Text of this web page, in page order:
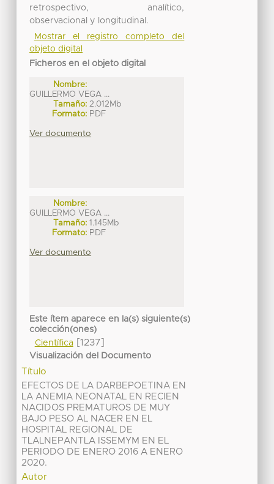
retrospectivo, analítico,
observacional y longitudinal.
Mostrar el registro completo del
objeto digital
Ficheros en el objeto digital
Nombre:
GUILLERMO VEGA ...
Tamaño: 2.012Mb
Formato: PDF
Ver documento
Nombre:
GUILLERMO VEGA ...
Tamaño: 1.145Mb
Formato: PDF
Ver documento
Este ítem aparece en la(s) siguiente(s)
colección(ones)
Científica[1237]
Visualización del Documento
Título
EFECTOS DE LA DARBEPOETINA EN
LA ANEMIA NEONATAL EN RECIEN
NACIDOS PREMATUROS DE MUY
BAJO PESO AL NACER EN EL
HOSPITAL REGIONAL DE
TLALNEPANTLA ISSEMYM EN EL
PERIODO DE ENERO 2016 A ENERO
2020.
Autor